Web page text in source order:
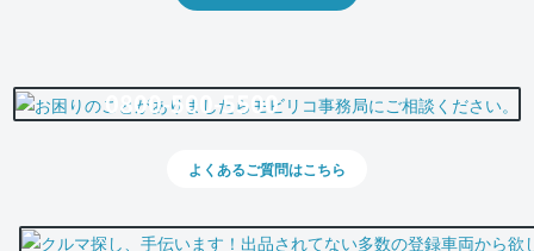
0800-500-5500
よくあるご質問はこちら